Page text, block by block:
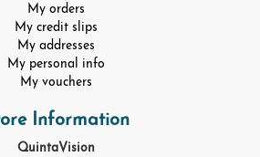
My orders
My credit slips
My addresses
My personal info
My vouchers
Information
QuintaVision